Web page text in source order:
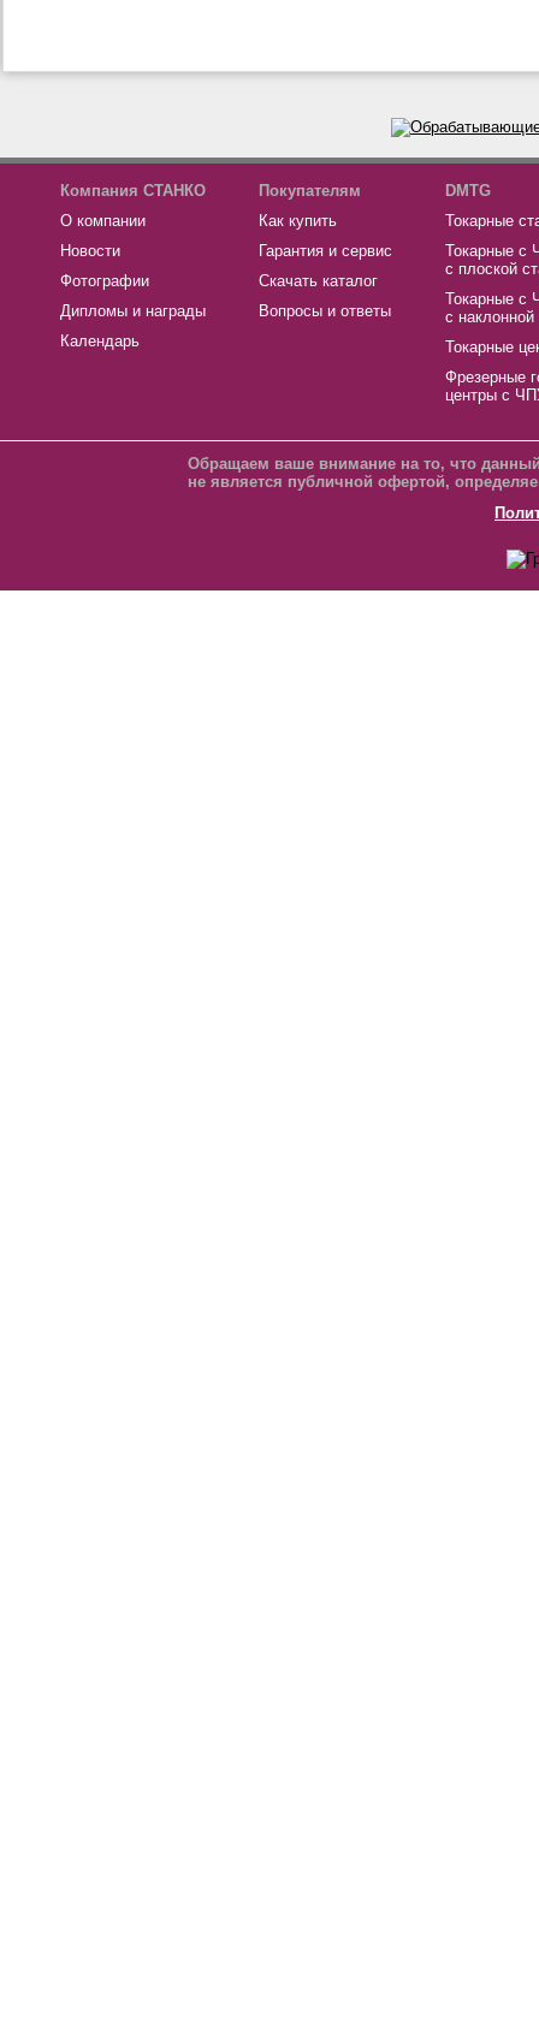
Компания СТАНКО
О компании
Новости
Фотографии
Дипломы и награды
Календарь
Покупателям
Как купить
Гарантия и сервис
Скачать каталог
Вопросы и ответы
DMTG
Токарные
Токарные с
с плоской
Токарные с
с наклонной
Токарные
Фрезерные
центры с
Обращаем ваше внимание на то, что
не является публичной офертой,